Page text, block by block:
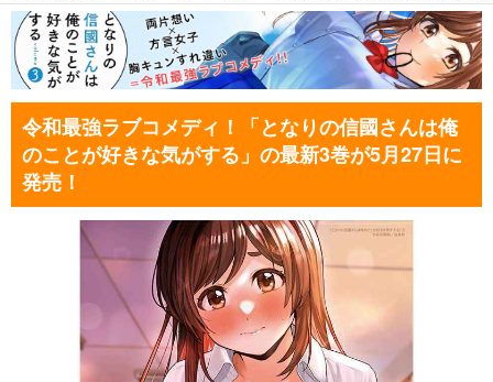
令和最強ラブコメディ！「となりの信國さんは俺
のことが好きな気がする」の最新3巻が5月27日に
発売！